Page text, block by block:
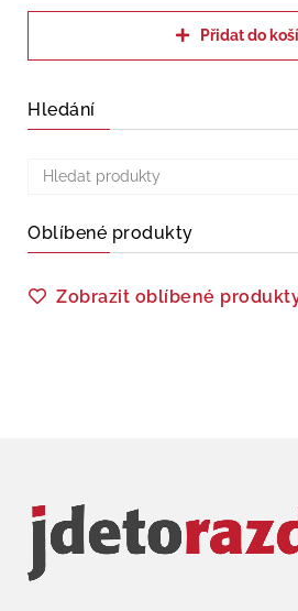
Přidat do
Hledání
Oblíbené produkty
Zobrazit oblíbené